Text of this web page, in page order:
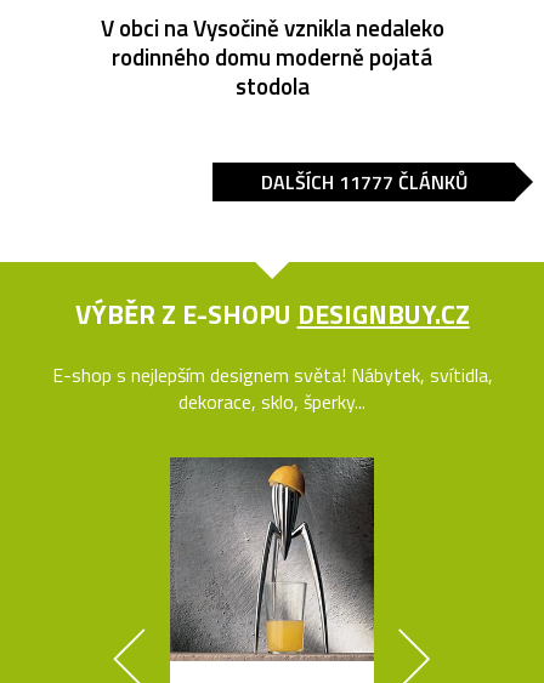
V obci na Vysočině vznikla nedaleko
rodinného domu moderně pojatá
stodola
DALŠÍCH 11777 ČLÁNKŮ
VÝBĚR Z E-SHOPU DESIGNBUY.CZ
E-shop s nejlepším designem světa! Nábytek, svítidla,
dekorace, sklo, šperky...